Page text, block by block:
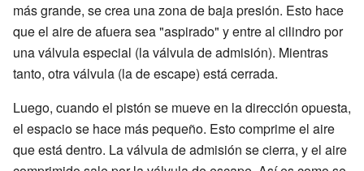
más grande, se crea una zona de baja presión. Esto hace
que el aire de afuera sea "aspirado" y entre al cilindro por
una válvula especial (la válvula de admisión). Mientras
tanto, otra válvula (la de escape) está cerrada.
Luego, cuando el pistón se mueve en la dirección opuesta,
el espacio se hace más pequeño. Esto comprime el aire
que está dentro. La válvula de admisión se cierra, y el aire